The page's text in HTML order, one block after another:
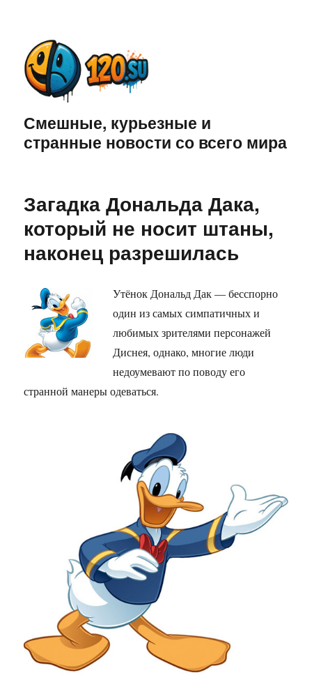
Смешные, курьезные и
странные новости со всего мира
Загадка Дональда Дака,
который не носит штаны,
наконец разрешилась
Утёнок Дональд Дак — бесспорно
один из самых симпатичных и
любимых зрителями персонажей
Диснея, однако, многие люди
недоумевают по поводу его
странной манеры одеваться.